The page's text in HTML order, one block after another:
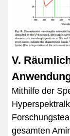
V.
Mithilfe der
gesamten